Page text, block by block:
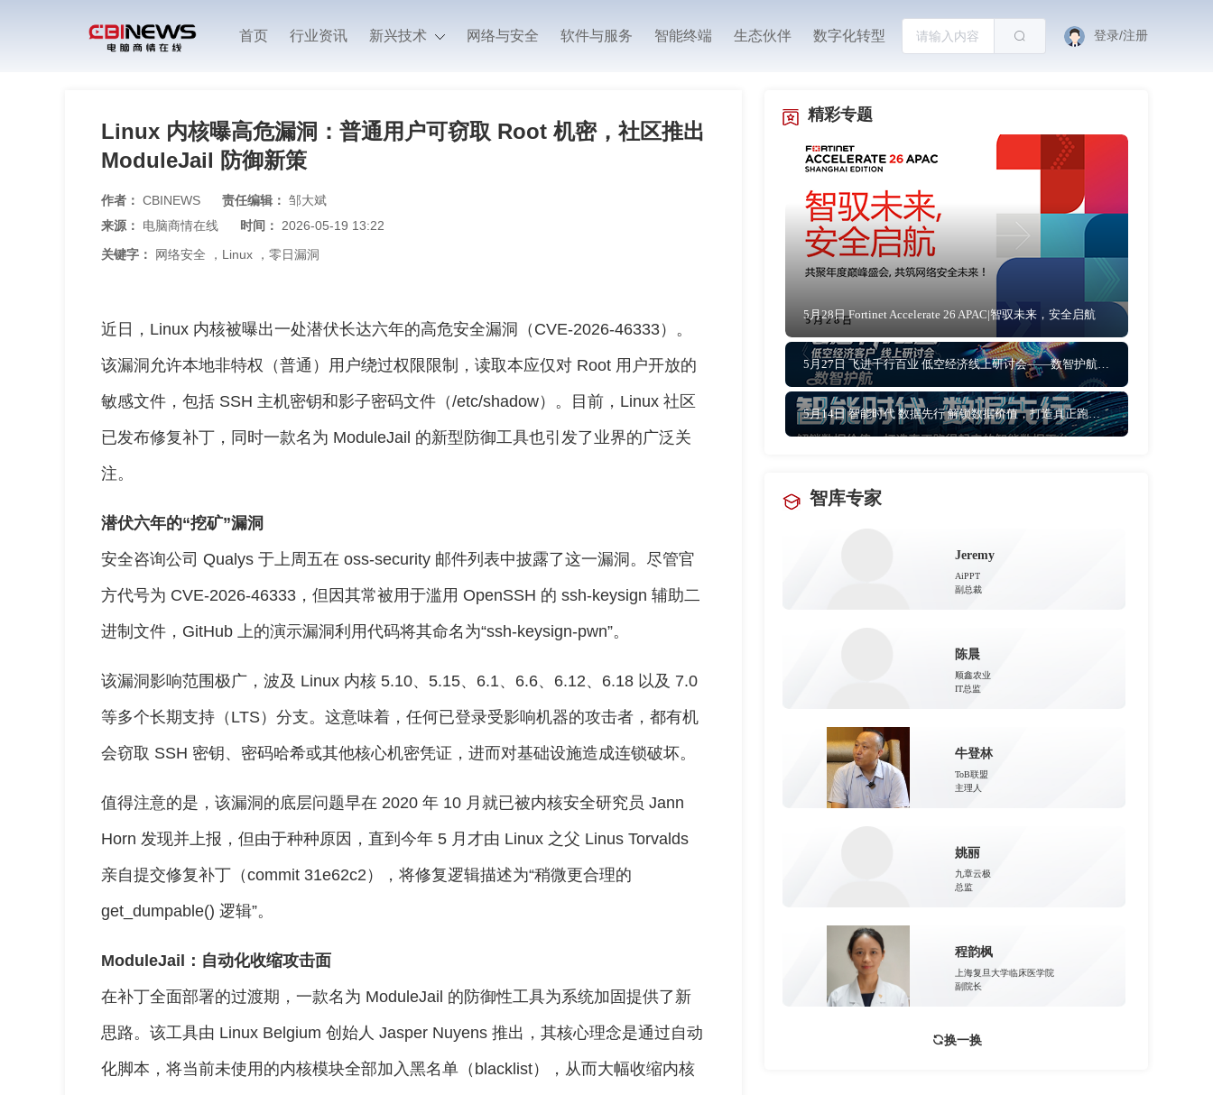
首页 行业资讯 新兴技术 网络与安全 软件与服务 智能终端 生态伙伴 数字化转型 登录/注册
Linux 内核曝高危漏洞：普通用户可窃取 Root 机密，社区推出
ModuleJail 防御新策
作者： CBINEWS 责任编辑： 邹大斌
来源： 电脑商情在线 时间： 2026-05-19 13:22
关键字：
网络安全 ， Linux ， 零日漏洞
近日，Linux 内核被曝出一处潜伏长达六年的高危安全漏洞（CVE-2026-46333）。
该漏洞允许本地非特权（普通）用户绕过权限限制，读取本应仅对 Root 用户开放的
敏感文件，包括 SSH 主机密钥和影子密码文件（/etc/shadow）。目前，Linux 社区
已发布修复补丁，同时一款名为 ModuleJail 的新型防御工具也引发了业界的广泛关
注。
潜伏六年的“挖矿”漏洞
安全咨询公司 Qualys 于上周五在 oss-security 邮件列表中披露了这一漏洞。尽管官
方代号为 CVE-2026-46333，但因其常被用于滥用 OpenSSH 的 ssh-keysign 辅助二
进制文件，GitHub 上的演示漏洞利用代码将其命名为“ssh-keysign-pwn”。
该漏洞影响范围极广，波及 Linux 内核 5.10、5.15、6.1、6.6、6.12、6.18 以及 7.0
等多个长期支持（LTS）分支。这意味着，任何已登录受影响机器的攻击者，都有机
会窃取 SSH 密钥、密码哈希或其他核心机密凭证，进而对基础设施造成连锁破坏。
值得注意的是，该漏洞的底层问题早在 2020 年 10 月就已被内核安全研究员 Jann
Horn 发现并上报，但由于种种原因，直到今年 5 月才由 Linux 之父 Linus Torvalds
亲自提交修复补丁（commit 31e62c2），将修复逻辑描述为“稍微更合理的
get_dumpable() 逻辑”。
ModuleJail：自动化收缩攻击面
在补丁全面部署的过渡期，一款名为 ModuleJail 的防御性工具为系统加固提供了新
思路。该工具由 Linux Belgium 创始人 Jasper Nuyens 推出，其核心理念是通过自动
化脚本，将当前未使用的内核模块全部加入黑名单（blacklist），从而大幅收缩内核
精彩专题
5月28日 Fortinet Accelerate 26 APAC|智驭未来，安全启航
5月27日 飞进千行百业 低空经济线上研讨会——数智护航 让低空文旅从“网红”到“长红”
5月14日 智能时代 数据先行 解锁数据价值，打造真正跑的起来的智能数据平台
智库专家
Jeremy
AiPPT
副总裁
陈晨
顺鑫农业
IT总监
牛登林
ToB联盟
主理人
姚丽
九章云极
总监
程韵枫
上海复旦大学临床医学院
副院长
换一换